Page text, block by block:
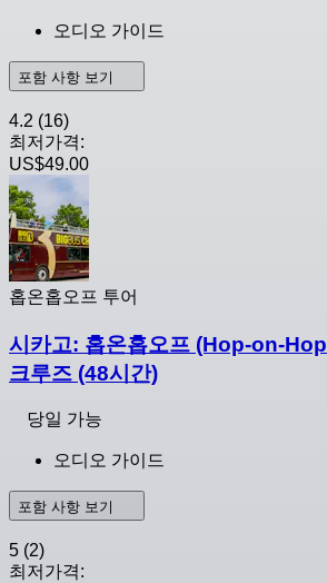
오디오 가이드
포함 사항 보기
4.2 (16)
최저가격:
US$49.00
홉온홉오프 투어
시카고: 홉온홉오프 (Hop-on-
크루즈 (48시간)
당일 가능
오디오 가이드
포함 사항 보기
5 (2)
최저가격: